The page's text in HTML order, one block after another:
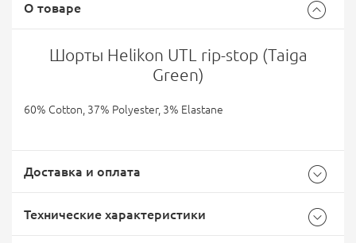
О товаре
Шорты Helikon UTL rip-stop (Taiga
Green)
60% Cotton, 37% Polyester, 3% Elastane
Доставка и оплата
Технические характеристики